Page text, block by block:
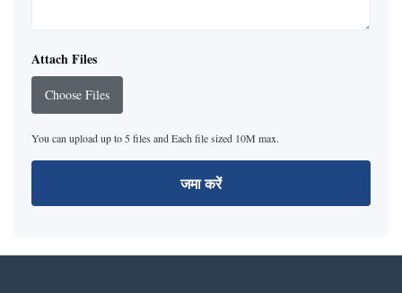
Attach Files
Choose Files
You can upload up to 5 files and Each file sized 10M max.
जमा करें